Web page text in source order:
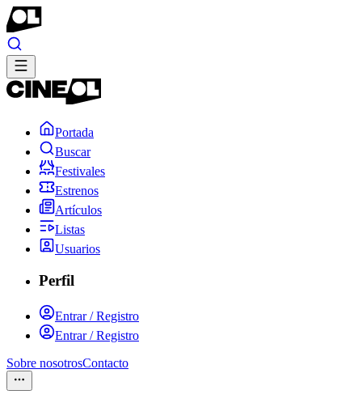
Portada
Buscar
Festivales
Estrenos
Artículos
Listas
Usuarios
Perfil
Entrar / Registro
Entrar / Registro
Sobre nosotrosContacto